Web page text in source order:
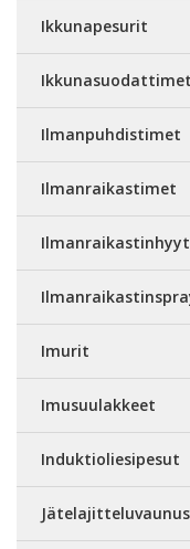
Ikkunapesurit
Ikkunasuodattimet
Ilmanpuhdistimet
Ilmanraikastimet
Imurit
Imusuulakkeet
Induktioliesipesut